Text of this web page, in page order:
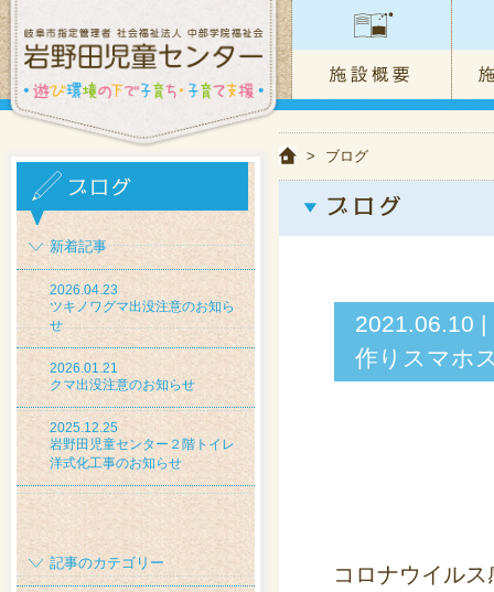
新着記事
2026.04.23
ツキノワグマ出没注意のお知ら
せ
2026.01.21
クマ出没注意のお知らせ
2025.12.25
岩野田児童センター２階トイレ
洋式化工事のお知らせ
記事のカテゴリー
> ブログ
2021.06.10
作りスマホ
コロナウイル